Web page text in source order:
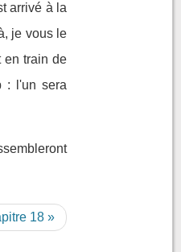
arrivé à la
je vous le
en train de
: l'un sera
18 »